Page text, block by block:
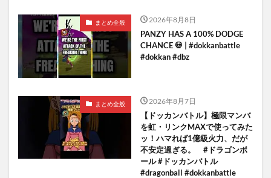
まとめ全般 2026年8月8日
PANZY HAS A 100% DODGE
CHANCE 💀 | #dokkanbattle
#dokkan #dbz
まとめ全般 2026年8月7日
【ドッカンバトル】極限マンバ
を虹・リンクMAXで使ってみた
ッ！ハマれば1億級火力、だが
不安定過ぎる。 #ドラゴンボ
ール #ドッカンバトル
#dragonball #dokkanbattle